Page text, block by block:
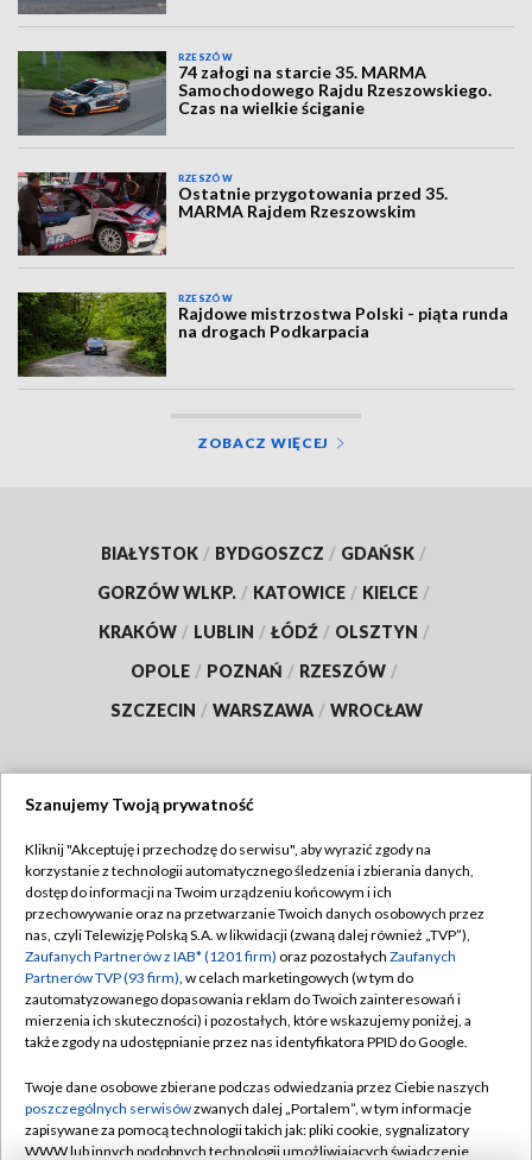
RZESZÓW
74 załogi na starcie 35. MARMA
Samochodowego Rajdu Rzeszowskiego.
Czas na wielkie ściganie
RZESZÓW
Ostatnie przygotowania przed 35.
MARMA Rajdem Rzeszowskim
RZESZÓW
Rajdowe mistrzostwa Polski - piąta runda
na drogach Podkarpacia
ZOBACZ WIĘCEJ
BIAŁYSTOK / BYDGOSZCZ / GDAŃSK /
GORZÓW WLKP. / KATOWICE / KIELCE /
KRAKÓW / LUBLIN / ŁÓDŹ / OLSZTYN /
OPOLE / POZNAŃ / RZESZÓW /
SZCZECIN / WARSZAWA / WROCŁAW
TVP
Abonament TVP
Emisja w TVP
Centrum informacji TVP
Naziemna Telewizja Cyfrowa
Rada Programowa
System NOS
Regulamin TVP
Polityka prywatności
Moje zgody
Pomoc
Kontakt
Szanujemy Twoją prywatność
Kliknij "Akceptuję i przechodzę do serwisu", aby wyrazić zgody na
korzystanie z technologii automatycznego śledzenia i zbierania danych,
dostęp do informacji na Twoim urządzeniu końcowym i ich
przechowywanie oraz na przetwarzanie Twoich danych osobowych przez
nas, czyli Telewizję Polską S.A. w likwidacji (zwaną dalej również „TVP”),
Zaufanych Partnerów z IAB* (1201 firm) oraz pozostałych Zaufanych
Partnerów TVP (93 firm), w celach marketingowych (w tym do
zautomatyzowanego dopasowania reklam do Twoich zainteresowań i
mierzenia ich skuteczności) i pozostałych, które wskazujemy poniżej, a
także zgody na udostępnianie przez nas identyfikatora PPID do Google.
Twoje dane osobowe zbierane podczas odwiedzania przez Ciebie naszych
poszczególnych serwisówzwanych dalej „Portalem”, w tym informacje
zapisywane za pomocą technologii takich jak: pliki cookie, sygnalizatory
WWW lub innych podobnych technologii umożliwiających świadczenie